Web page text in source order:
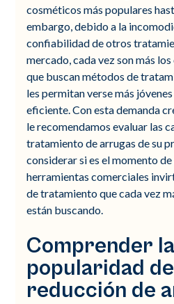
cosméticos más populares
embargo, debido a la
confiabilidad de otros
mercado, cada vez son más
que buscan métodos de
les permitan verse más
eficiente. Con esta demanda
le recomendamos evaluar las
tratamiento de arrugas de su
considerar si es el momento
herramientas comerciales
de tratamiento que cada vez
están buscando.
Comprender la
popularidad
reducción de